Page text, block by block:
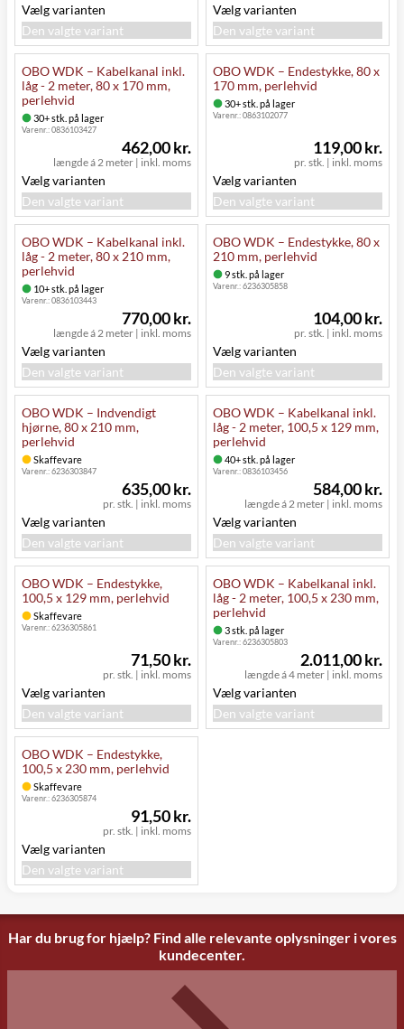
Vælg varianten
Den valgte variant
Vælg varianten
Den valgte variant
OBO WDK – Kabelkanal inkl.
låg - 2 meter, 80 x 170 mm,
perlehvid
30+ stk. på lager
Varenr.:0836103427
længde á 2 meter | inkl. moms
462,00 kr.
Vælg varianten
Den valgte variant
OBO WDK – Endestykke, 80 x
170 mm, perlehvid
30+ stk. på lager
Varenr.:0863102077
pr. stk. | inkl. moms
119,00 kr.
Vælg varianten
Den valgte variant
OBO WDK – Kabelkanal inkl.
låg - 2 meter, 80 x 210 mm,
perlehvid
10+ stk. på lager
Varenr.:0836103443
længde á 2 meter | inkl. moms
770,00 kr.
Vælg varianten
Den valgte variant
OBO WDK – Endestykke, 80 x
210 mm, perlehvid
9 stk. på lager
Varenr.:6236305858
pr. stk. | inkl. moms
104,00 kr.
Vælg varianten
Den valgte variant
OBO WDK – Indvendigt
hjørne, 80 x 210 mm,
perlehvid
Skaffevare
Varenr.:6236303847
pr. stk. | inkl. moms
635,00 kr.
Vælg varianten
Den valgte variant
OBO WDK – Kabelkanal inkl.
låg - 2 meter, 100,5 x 129 mm,
perlehvid
40+ stk. på lager
Varenr.:0836103456
længde á 2 meter | inkl. moms
584,00 kr.
Vælg varianten
Den valgte variant
OBO WDK – Endestykke,
100,5 x 129 mm, perlehvid
Skaffevare
Varenr.:6236305861
pr. stk. | inkl. moms
71,50 kr.
Vælg varianten
Den valgte variant
OBO WDK – Kabelkanal inkl.
låg - 2 meter, 100,5 x 230 mm,
perlehvid
3 stk. på lager
Varenr.:6236305803
længde á 4 meter | inkl. moms
2.011,00 kr.
Vælg varianten
Den valgte variant
OBO WDK – Endestykke,
100,5 x 230 mm, perlehvid
Skaffevare
Varenr.:6236305874
pr. stk. | inkl. moms
91,50 kr.
Vælg varianten
Den valgte variant
Har du brug for hjælp? Find alle relevante oplysninger i vores
kundecenter.